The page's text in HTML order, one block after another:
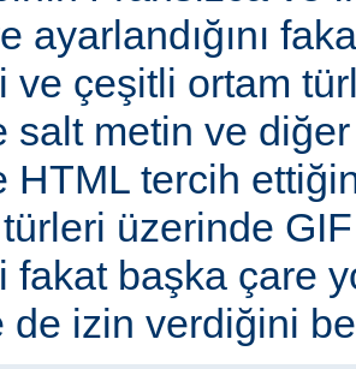
ayarlandığını
ve çeşitli ortam
salt metin ve
HTML tercih
üzerinde
fakat başka çare
de izin verdiğini